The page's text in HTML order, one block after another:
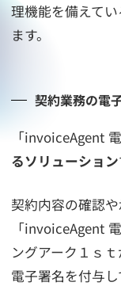
理機能を備えて
ます。
契約業務の電
「invoiceAgent
るソリューション
契約内容の確認
「invoiceAgent
ングアーク１ｓ
電子署名を付与し